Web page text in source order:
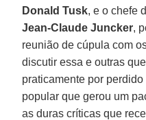
Donald Tusk, e o chefe
Jean-Claude Juncker,
reunião de cúpula com
discutir essa e outras
praticamente por
popular que gerou um
as duras críticas que